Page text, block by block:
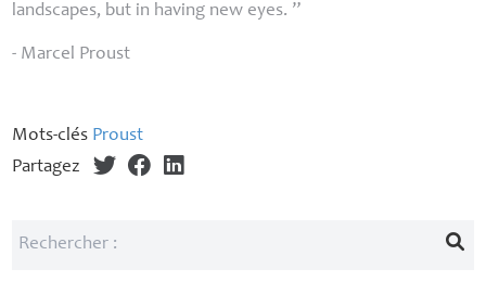
landscapes, but in having new eyes. ”
- Marcel Proust
Mots-clés Proust
Partagez